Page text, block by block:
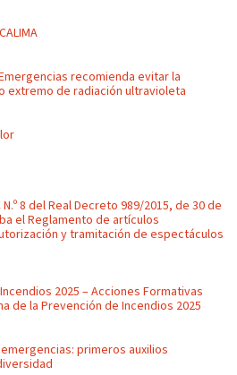
recomienda evitar la
extremo de radiación ultravioleta
8 del Real Decreto 989/2015, de 30 de
el Reglamento de artículos
y tramitación de espectáculos
2025 – Acciones Formativas
de la Prevención de Incendios 2025
primeros auxilios